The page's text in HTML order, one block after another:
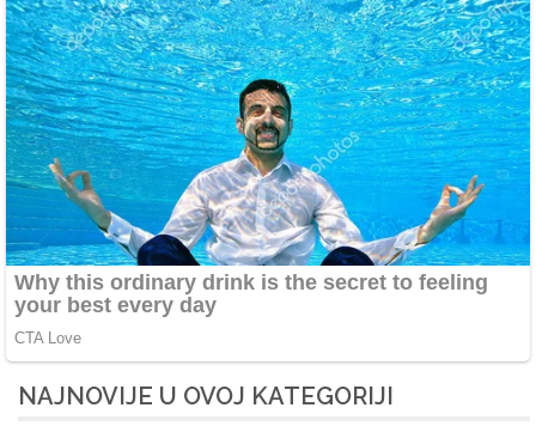
NAJNOVIJE U OVOJ KATEGORIJI